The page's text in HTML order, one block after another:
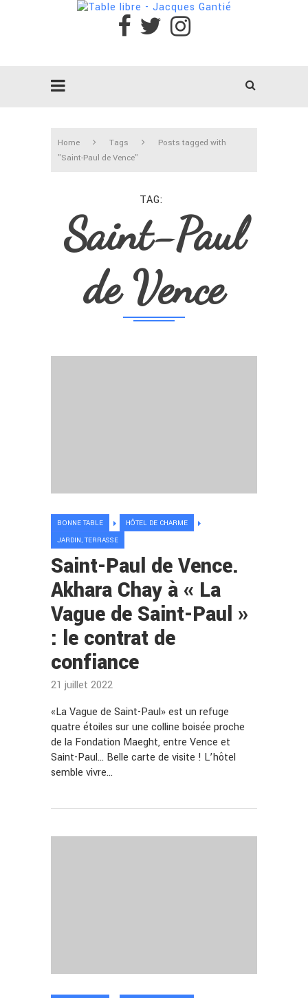
Home Tags
Posts tagged with
"Saint-Paul de Vence"
TAG
Saint-Paul
de Vence
BONNE TABLE
HÔTEL DE CHARME
JARDIN, TERRASSE
Saint-Paul de Vence.
Akhara Chay à « La
Vague de Saint-Paul »
: le contrat de
confiance
21 juillet 2022
«La Vague de Saint-Paul» est un refuge
quatre étoiles sur une colline boisée proche
de la Fondation Maeght, entre Vence et
Saint-Paul… Belle carte de visite ! L’hôtel
semble vivre…